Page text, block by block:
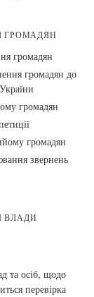
ГРОМАДЯН
громадян
громадян до
громадян
громадян
звернень
ВЛАДИ
та осіб, щодо
перевірка